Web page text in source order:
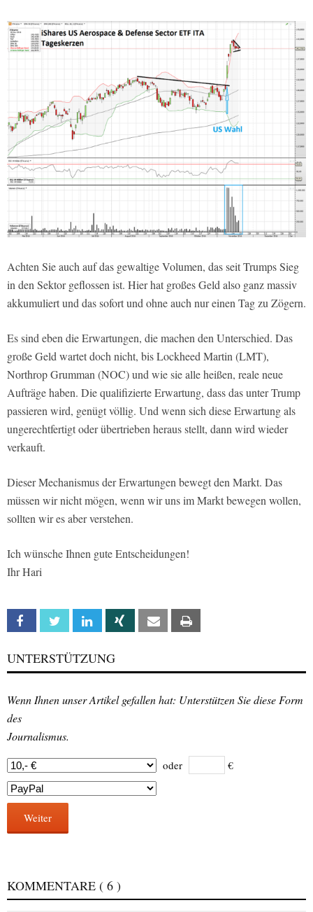
Achten Sie auch auf das gewaltige Volumen, das seit Trumps Sieg
in den Sektor geflossen ist. Hier hat großes Geld also ganz massiv
akkumuliert und das sofort und ohne auch nur einen Tag zu Zögern.
Es sind eben die Erwartungen, die machen den Unterschied. Das
große Geld wartet doch nicht, bis Lockheed Martin (LMT),
Northrop Grumman (NOC) und wie sie alle heißen, reale neue
Aufträge haben. Die qualifizierte Erwartung, dass das unter Trump
passieren wird, genügt völlig. Und wenn sich diese Erwartung als
ungerechtfertigt oder übertrieben heraus stellt, dann wird wieder
verkauft.
Dieser Mechanismus der Erwartungen bewegt den Markt. Das
müssen wir nicht mögen, wenn wir uns im Markt bewegen wollen,
sollten wir es aber verstehen.
Ich wünsche Ihnen gute Entscheidungen!
Ihr Hari
Facebook Twitter Linkedin Xing Email
UNTERSTÜTZUNG
Wenn Ihnen unser Artikel gefallen hat: Unterstützen Sie diese Form
des
Journalismus.
oder €
Weiter
KOMMENTARE ( 6 )